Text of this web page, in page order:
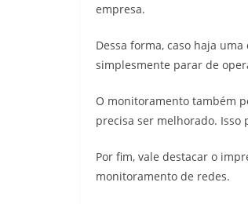
empresa.
Dessa forma, caso haja
simplesmente parar de
O monitoramento também
precisa ser melhorado. Isso
Por fim, vale destacar o
monitoramento de redes.